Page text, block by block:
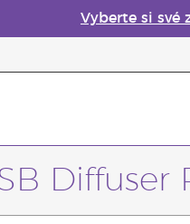
Vyberte si své
Diffuser